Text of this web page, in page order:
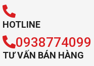
HOTLINE
0938774099
TƯ VẤN BÁN HÀNG